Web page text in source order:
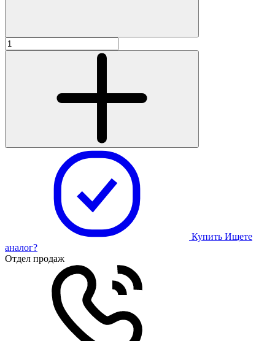
Купить Ищете
аналог?
Отдел продаж